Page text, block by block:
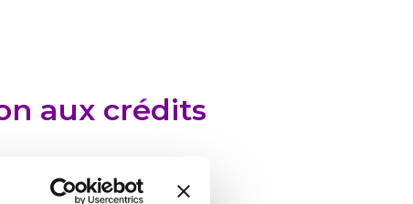
aux crédits
une durée définie